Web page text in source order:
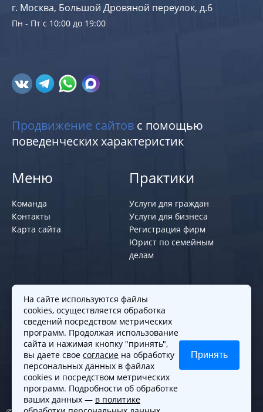
г. Москва, Большой Дровяной переулок, д.6
Пн - Пт с 10:00 до 19:00
Продвижение сайтов с помощью
поведенческих характеристик
Меню
Команда
Контакты
Карта сайта
Практики
Услуги для граждан
Услуги для бизнеса
Регистрация фирм
Юрист по семейным
делам
Политики и правила
Политика обработки персональных
данных
Согласие на обработку cookies
Согласие на обработку персональных
данных
На сайте используются файлы
cookies, осуществляется обработка
сведений посредством метрических
программ. Продолжая использование
сайта и нажимая кнопку "принять",
вы даете свое согласие на обработку
персональных данных в файлах
cookies и посредством метрических
программ. Подробности об обработке
ваших данных — в политике
Принять